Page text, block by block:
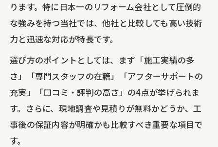
ります。特に日本一のリフォーム会社として圧倒的
な強みを持つ当社では、他社と比較しても高い技術
力と迅速な対応が特長です。
選び方のポイントとしては、まず「施工実績の多
さ」「専門スタッフの在籍」「アフターサポートの
充実」「口コミ・評判の高さ」の4点が挙げられま
す。さらに、現地調査や見積りが無料かどうか、工
事後の保証内容が明確かも比較すべき重要な項目で
す。